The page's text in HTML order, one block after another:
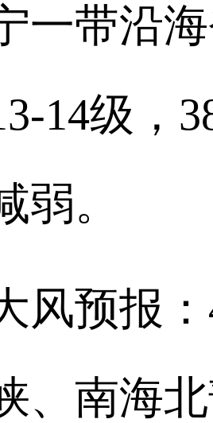
一带沿
14级，
弱。
预报：4
、南海